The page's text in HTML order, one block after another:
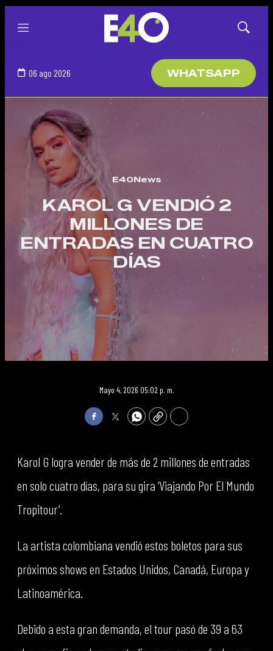
Menú
Mostrar
06 ago 2026 WHATSAPP
E40News
KAROL G VENDIÓ 2
MILLONES DE
ENTRADAS EN CUATRO
DÍAS
Mayo 4, 2026 05:02 p. m.
FacebookTwitterWhatsApp
Copy Print
Karol G logra vender de más de 2 millones de entradas
en solo cuatro días, para su gira ‘Viajando Por El Mundo
Tropitour’.
La artista colombiana vendió estos boletos para sus
próximos shows en Estados Unidos, Canadá, Europa y
Latinoamérica.
Debido a esta gran demanda, el tour pasó de 39 a 63